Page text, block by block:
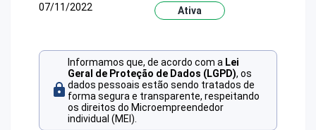
07/11/2022
Ativa
Informamos que, de acordo com a Lei
Geral de Proteção de Dados (LGPD), os
dados pessoais estão sendo tratados de
forma segura e transparente, respeitando
os direitos do Microempreendedor
individual (MEI).